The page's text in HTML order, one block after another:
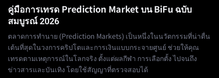
คู่มือการเทรด Prediction Market บน BiFu ฉบับ
สมบูรณ์ 2026
ตลาดการทำนาย (Prediction Markets) เป็นหนึ่งในนวัตกรรมที่น่าตื่น
เต้นที่สุดในวงการคริปโตและการเงินแบบกระจายศูนย์ ช่วยให้คุณ
เทรดตามเหตุการณ์ในโลกจริง ตั้งแต่ผลกีฬา การเลือกตั้ง ไปจนถึง
ข่าวสารและบันเทิง โดยใช้สัญญาที่ตรวจสอบได้